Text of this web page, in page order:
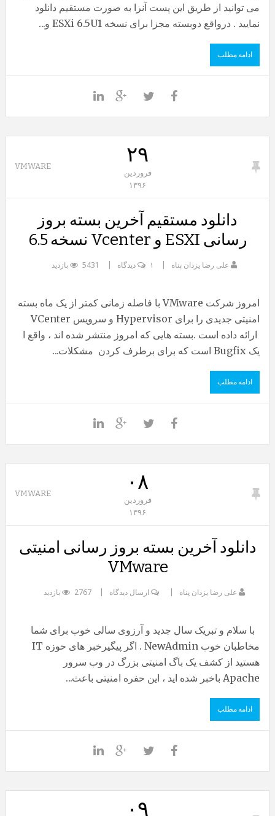
می توانید از طریق این پست آنرا به صورت مستقیم دانلود
نمایید . درواقع دوبسته مجزا برای نسخه ESXi 6.5U1 و...
ادامه مطلب
۲۹
فروردین
۱۳۹۶
VMWARE
دانلود مستقیم آخرین بسته بروز
رسانی ESXI و Vcenter نسخه 6.5
علی رضا یزدان پناه ۱ دیدگاه 5431 بازدید
امروز شرکت VMware با فاصله زمانی کمتر از یک ماه بسته
امنیتی جدیدی را برای Hypervisor و سرویس VCenter
ارائه داده است .بسته هایی که امروز منتشر شده اند ، واقع ا
یک Bugfix است که برای برطرف کردن مشکلات...
ادامه مطلب
۰۸
فروردین
۱۳۹۶
VMWARE
دانلود آخرین بسته بروز رسانی امنیتی
VMware
علی رضا یزدان پناه ارسال دیدگاه 2767 بازدید
با سلام و تبریک سال جدید و آرزوی سالی خوب برای شما
مخاطبان خوب NewAdmin . اگر پیگیرخبر های حوزه IT
هستید از کشف یک باگ امنیتی بزرگ در وب سرور
Apache باخبر شده اید ، این حفره امنیتی باعث...
ادامه مطلب
۰۹